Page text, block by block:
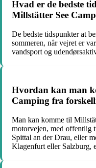
Hvad er de bedste
Millstätter See
De bedste tidspunkter at
sommeren, når vejret er
vandsport og
Hvordan kan man
Camping fra
Man kan komme til
motorvejen, med offentlig
Spittal an der Drau, eller
Klagenfurt eller Salzburg,